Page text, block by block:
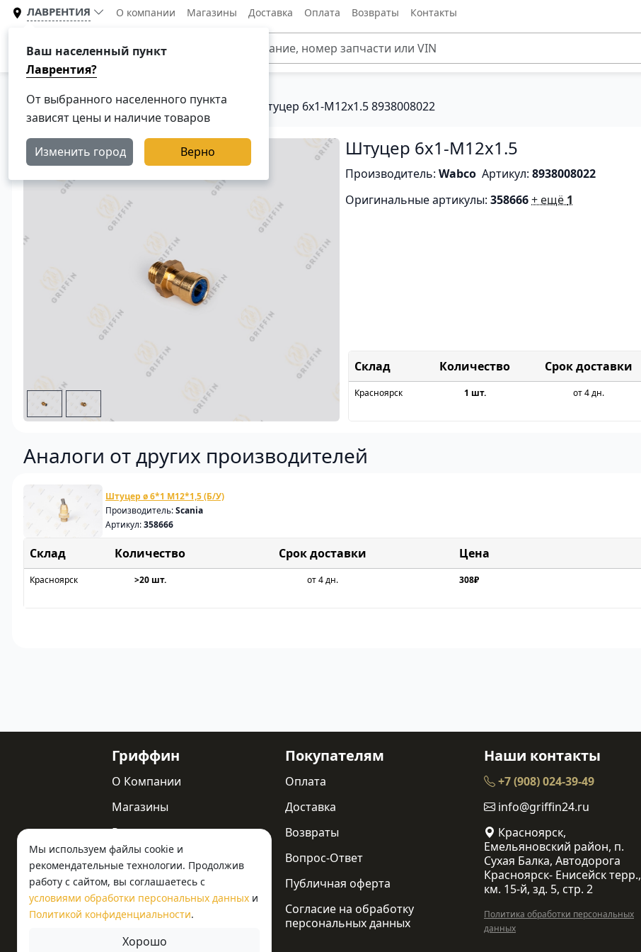
ЛАВРЕНТИЯ
Ваш населенный пункт
Лаврентия?
От выбранного населенного пункта
зависят цены и наличие товаров
Изменить город Верно
О компании Магазины Доставка Оплата Возвраты Контакты
Каталог
Главная Каталог Тормозная система Штуцер 6x1-M12x1.5 8938008022
Штуцер 6x1-M12x1.5
Производитель:Wabco Артикул:8938008022
Оригинальные артикулы:358666+ ещё 1
Склад Срок доставки
Красноярск 1 шт. от 4 дн.
Аналоги от других производителей
Штуцер ø 6*1 M12*1,5 (Б/У)
Производитель:Scania
Артикул:358666
Склад Срок доставки Цена
Красноярск >20 шт. от 4 дн. 308₽
Мы используем файлы cookie и
рекомендательные технологии. Продолжив
работу с сайтом, вы соглашаетесь с
условиями обработки персональных данных и
Политикой конфиденциальности.
Хорошо
Гриффин
О Компании
Магазины
Реквизиты
Статьи
Новости
Контакты
Покупателям
Оплата
Доставка
Возвраты
Вопрос-Ответ
Публичная оферта
Согласие на обработку
персональных данных
Наши контакты
+7 (908) 024-39-49
info@griffin24.ru
Красноярск,
Емельяновский район, п.
Сухая Балка, Автодорога
Красноярск- Енисейск терр.,
км. 15-й, зд. 5, стр. 2
Политика обработки персональных
данных